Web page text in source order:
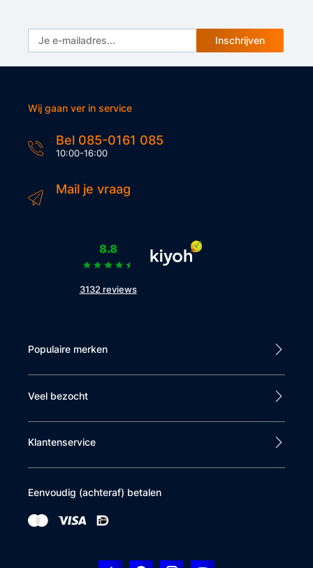
Inschrijven
Wij gaan ver in service
Bel 085-0161 085
10:00-16:00
Mail je vraag
8.8
3132 reviews
Populaire merken
Veel bezocht
Klantenservice
Eenvoudig (achteraf) betalen